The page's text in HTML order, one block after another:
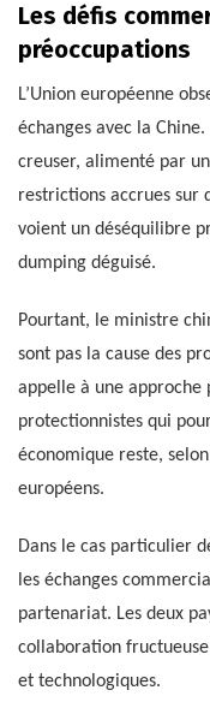
Les défis
préoccupations
L’Union européenne
échanges avec la
creuser, alimenté par
restrictions accrues sur
voient un déséquilibre
dumping déguisé.
Pourtant, le ministre
sont pas la cause des
appelle à une approche
protectionnistes qui
économique reste,
européens.
Dans le cas particulier
les échanges
partenariat. Les deux
collaboration
et technologiques.